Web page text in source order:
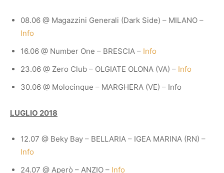
08.06 @ Magazzini Generali (Dark Side) – MILANO –
Info
16.06 @ Number One – BRESCIA – Info
23.06 @ Zero Club – OLGIATE OLONA (VA) – Info
30.06 @ Molocinque – MARGHERA (VE) – Info
LUGLIO 2018
12.07 @ Beky Bay – BELLARIA – IGEA MARINA (RN) –
Info
24.07 @ Aperò – ANZIO – Info